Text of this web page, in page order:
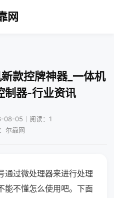
网
款控牌神器_一体机
制器-行业资讯
08-05｜阅读：1
尔靠网
通过微处理器来进行处理
能不懂怎么使用吧。下面